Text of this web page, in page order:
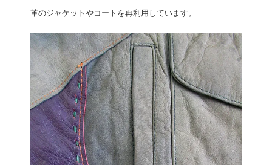
革のジャケットやコートを再利用しています。